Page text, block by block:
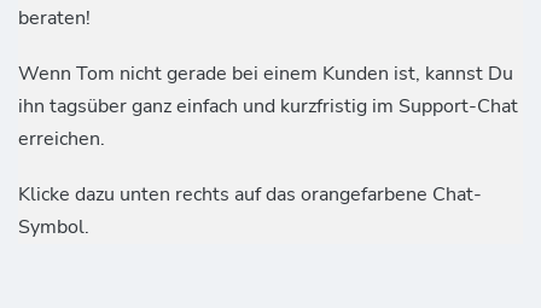
beraten!
Wenn Tom nicht gerade bei einem Kunden ist, kannst Du
ihn tagsüber ganz einfach und kurzfristig im Support-Chat
erreichen.
Klicke dazu unten rechts auf das orangefarbene Chat-
Symbol.